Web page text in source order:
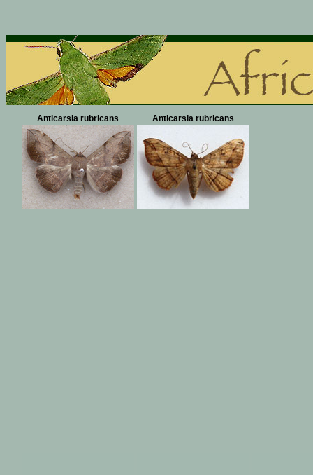
Anticarsia rubricans Anticarsia rubricans